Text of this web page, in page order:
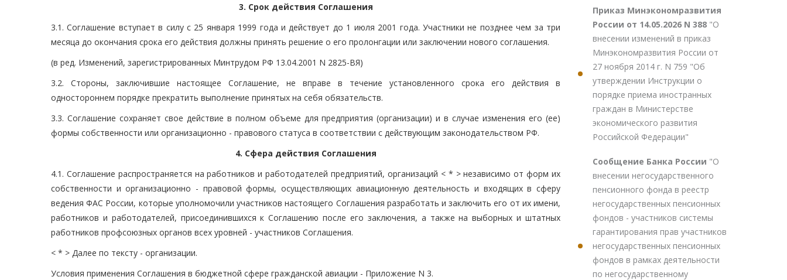
3. Срок действия Соглашения
3.1. Соглашение вступает в силу с 25 января 1999 года и действует до 1 июля 2001 года. Участники не позднее чем за три
месяца до окончания срока его действия должны принять решение о его пролонгации или заключении нового соглашения.
(в ред. Изменений, зарегистрированных Минтрудом РФ 13.04.2001 N 2825-ВЯ)
3.2. Стороны, заключившие настоящее Соглашение, не вправе в течение установленного срока его действия в
одностороннем порядке прекратить выполнение принятых на себя обязательств.
3.3. Соглашение сохраняет свое действие в полном объеме для предприятия (организации) и в случае изменения его (ее)
формы собственности или организационно - правового статуса в соответствии с действующим законодательством РФ.
4. Сфера действия Соглашения
4.1. Соглашение распространяется на работников и работодателей предприятий, организаций < * > независимо от форм их
собственности и организационно - правовой формы, осуществляющих авиационную деятельность и входящих в сферу
ведения ФАС России, которые уполномочили участников настоящего Соглашения разработать и заключить его от их имени,
работников и работодателей, присоединившихся к Соглашению после его заключения, а также на выборных и штатных
работников профсоюзных органов всех уровней - участников Соглашения.
< * > Далее по тексту - организации.
Условия применения Соглашения в бюджетной сфере гражданской авиации - Приложение N 3.
Приказ Минэкономразвития
России от 14.05.2026 N 388 "О
внесении изменений в приказ
Минэкономразвития России от
27 ноября 2014 г. N 759 "Об
утверждении Инструкции о
порядке приема иностранных
граждан в Министерстве
экономического развития
Российской Федерации"
Сообщение Банка России "О
внесении негосударственного
пенсионного фонда в реестр
негосударственных пенсионных
фондов - участников системы
гарантирования прав участников
негосударственных пенсионных
фондов в рамках деятельности
по негосударственному